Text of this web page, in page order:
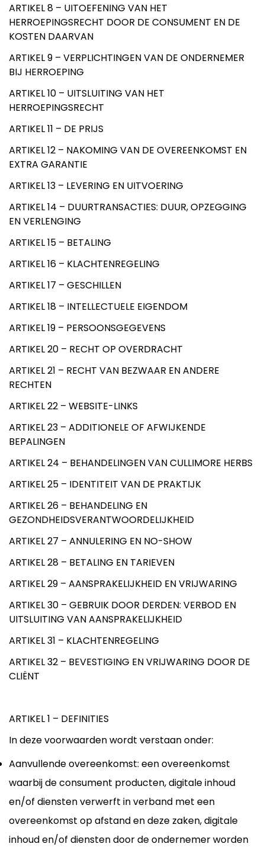
ARTIKEL 8 – UITOEFENING VAN HET
HERROEPINGSRECHT DOOR DE CONSUMENT EN DE
KOSTEN DAARVAN
ARTIKEL 9 – VERPLICHTINGEN VAN DE ONDERNEMER
BIJ HERROEPING
ARTIKEL 10 – UITSLUITING VAN HET
HERROEPINGSRECHT
ARTIKEL 11 – DE PRIJS
ARTIKEL 12 – NAKOMING VAN DE OVEREENKOMST EN
EXTRA GARANTIE
ARTIKEL 13 – LEVERING EN UITVOERING
ARTIKEL 14 – DUURTRANSACTIES: DUUR, OPZEGGING
EN VERLENGING
ARTIKEL 15 – BETALING
ARTIKEL 16 – KLACHTENREGELING
ARTIKEL 17 – GESCHILLEN
ARTIKEL 18 – INTELLECTUELE EIGENDOM
ARTIKEL 19 – PERSOONSGEGEVENS
ARTIKEL 20 – RECHT OP OVERDRACHT
ARTIKEL 21 – RECHT VAN BEZWAAR EN ANDERE
RECHTEN
ARTIKEL 22 – WEBSITE-LINKS
ARTIKEL 23 – ADDITIONELE OF AFWIJKENDE
BEPALINGEN
ARTIKEL 24 – BEHANDELINGEN VAN CULLIMORE HERBS
ARTIKEL 25 – IDENTITEIT VAN DE PRAKTIJK
ARTIKEL 26 – BEHANDELING EN
GEZONDHEIDSVERANTWOORDELIJKHEID
ARTIKEL 27 – ANNULERING EN NO-SHOW
ARTIKEL 28 – BETALING EN TARIEVEN
ARTIKEL 29 – AANSPRAKELIJKHEID EN VRIJWARING
ARTIKEL 30 – GEBRUIK DOOR DERDEN: VERBOD EN
UITSLUITING VAN AANSPRAKELIJKHEID
ARTIKEL 31 – KLACHTENREGELING
ARTIKEL 32 – BEVESTIGING EN VRIJWARING DOOR DE
CLIËNT
ARTIKEL 1 – DEFINITIES
In deze voorwaarden wordt verstaan onder:
Aanvullende overeenkomst: een overeenkomst
waarbij de consument producten, digitale inhoud
en/of diensten verwerft in verband met een
overeenkomst op afstand en deze zaken, digitale
inhoud en/of diensten door de ondernemer worden